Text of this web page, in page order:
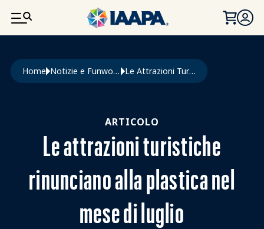
SALTA AL CONTENUTO PRINCIPALE
Briciole di pane
Home Notizie e Funworld Le Attrazioni Turistiche Rinunciano Alla Plastica Nel Mese di Luglio
ARTICOLO
Le attrazioni turistiche
rinunciano alla plastica nel
mese di luglio